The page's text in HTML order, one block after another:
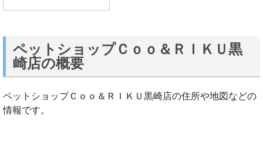
ペットショップＣｏｏ＆ＲＩＫＵ黒
崎店の概要
ペットショップＣｏｏ＆ＲＩＫＵ黒崎店の住所や地図などの
情報です。